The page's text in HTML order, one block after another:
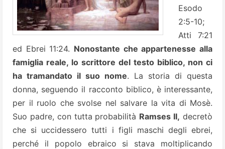
Esodo
2:5-10;
Atti 7:21
ed Ebrei 11:24. Nonostante che appartenesse alla
famiglia reale, lo scrittore del testo biblico, non ci
ha tramandato il suo nome. La storia di questa
donna, seguendo il racconto biblico, è interessante,
per il ruolo che svolse nel salvare la vita di Mosè.
Suo padre, con tutta probabilità Ramses II, decretò
che si uccidessero tutti i figli maschi degli ebrei,
perché il popolo ebraico si stava moltiplicando